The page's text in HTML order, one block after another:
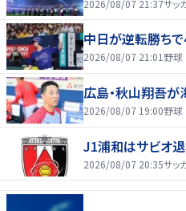
2026/08/07 21:37サッ
中日が逆転勝ち
2026/08/07 21:01 野球
広島・秋山翔吾
2026/08/07 19:00野球
J1浦和はサビオ
2026/08/07 20:35サッ